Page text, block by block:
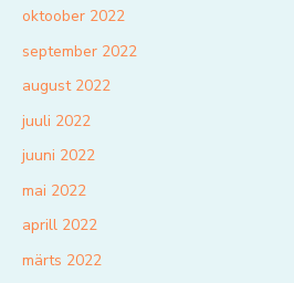
oktoober 2022
september 2022
august 2022
juuli 2022
juuni 2022
mai 2022
aprill 2022
märts 2022